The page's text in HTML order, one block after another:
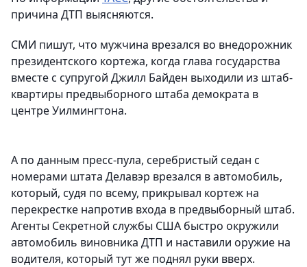
причина ДТП выясняются.
СМИ пишут, что мужчина врезался во внедорожник
президентского кортежа, когда глава государства
вместе с супругой Джилл Байден выходили из штаб-
квартиры предвыборного штаба демократа в
центре Уилмингтона.
А по данным пресс-пула, серебристый седан с
номерами штата Делавэр врезался в автомобиль,
который, судя по всему, прикрывал кортеж на
перекрестке напротив входа в предвыборный штаб.
Агенты Секретной службы США быстро окружили
автомобиль виновника ДТП и наставили оружие на
водителя, который тут же поднял руки вверх.